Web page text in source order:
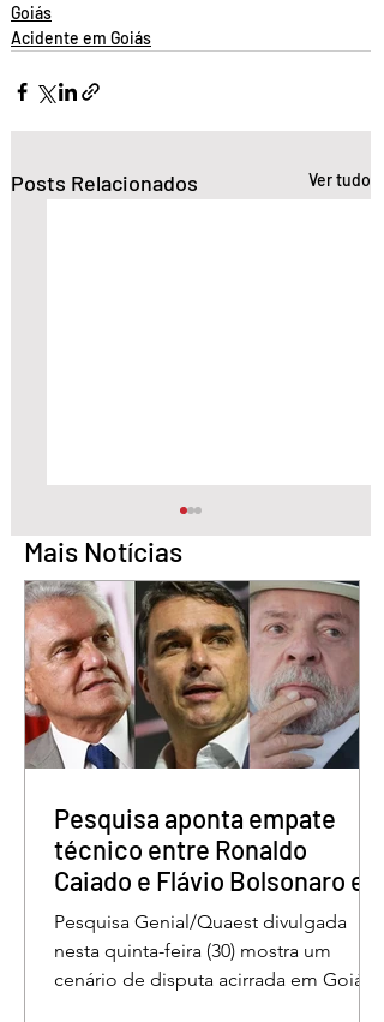
Goiás
Acidente em Goiás
Posts Relacionados Ver tudo
Pesquisa aponta Daniel
Vilela na liderança da
disputa pelo Governo
de Goiás
Mais Notícias
Pesquisa aponta empate
técnico entre Ronaldo
Caiado e Flávio Bolsonaro em
Goiás
Pesquisa Genial/Quaest divulgada
nesta quinta-feira (30) mostra um
cenário de disputa acirrada em Goiás